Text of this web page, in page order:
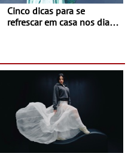
Cinco dicas para se
refrescar em casa nos dias